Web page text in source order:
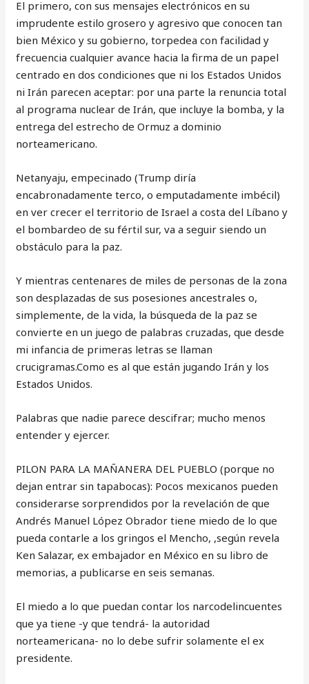
El primero, con sus mensajes electrónicos en su
imprudente estilo grosero y agresivo que conocen tan
bien México y su gobierno, torpedea con facilidad y
frecuencia cualquier avance hacia la firma de un papel
centrado en dos condiciones que ni los Estados Unidos
ni Irán parecen aceptar: por una parte la renuncia total
al programa nuclear de Irán, que incluye la bomba, y la
entrega del estrecho de Ormuz a dominio
norteamericano.
Netanyaju, empecinado (Trump diría
encabronadamente terco, o emputadamente imbécil)
en ver crecer el territorio de Israel a costa del Líbano y
el bombardeo de su fértil sur, va a seguir siendo un
obstáculo para la paz.
Y mientras centenares de miles de personas de la zona
son desplazadas de sus posesiones ancestrales o,
simplemente, de la vida, la búsqueda de la paz se
convierte en un juego de palabras cruzadas, que desde
mi infancia de primeras letras se llaman
crucigramas.Como es al que están jugando Irán y los
Estados Unidos.
Palabras que nadie parece descifrar; mucho menos
entender y ejercer.
PILON PARA LA MAÑANERA DEL PUEBLO (porque no
dejan entrar sin tapabocas): Pocos mexicanos pueden
considerarse sorprendidos por la revelación de que
Andrés Manuel López Obrador tiene miedo de lo que
pueda contarle a los gringos el Mencho, ,según revela
Ken Salazar, ex embajador en México en su libro de
memorias, a publicarse en seis semanas.
El miedo a lo que puedan contar los narcodelincuentes
que ya tiene -y que tendrá- la autoridad
norteamericana- no lo debe sufrir solamente el ex
presidente.